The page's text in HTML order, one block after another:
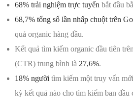
68% trải nghiệm trực tuyến bắt đầu
68,7% tổng số lần nhấp chuột trên
quả organic hàng đầu.
Kết quả tìm kiếm organic đầu tiên
(CTR) trung bình là 27,6%.
18% người tìm kiếm một truy vấn
kỳ kết quả nào cho tìm kiếm ban đầu